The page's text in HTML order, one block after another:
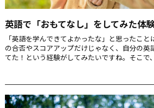
英語で「おもてなし」をしてみた体
「英語を学んできてよかったな」と思ったこ
の合否やスコアアップだけじゃなく、自分の英
てた！という経験がしてみたいですね。そこで
アルコムワールド内で、英語学習のベテラン
もてなし」したときのことを聞いてみました
れしかった体験や、冷や汗が出た体験など、た
まりました。ここで、その一部をご紹介しま
もてなしに燃えています！ 2020年の東京オリ